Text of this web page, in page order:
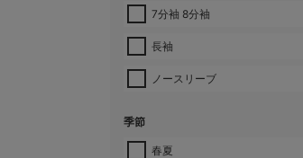
7分袖 8分袖
長袖
ノースリーブ
季節
春夏